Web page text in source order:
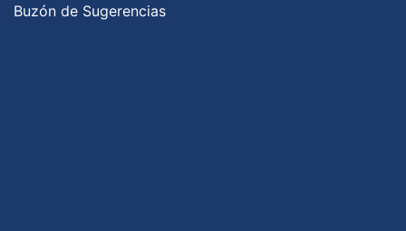
Buzón de Sugerencias